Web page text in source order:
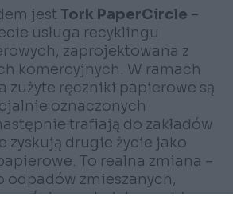
jest Tork PaperCircle –
usługa recyklingu
zaprojektowana z
komercyjnych. W ramach
zużyte ręczniki papierowe są
oznaczonych
trafiają do zakładów
zyskują drugie życie jako
To realna zmiana –
odpadów zmieszanych,
częścią zamkniętego obiegu.